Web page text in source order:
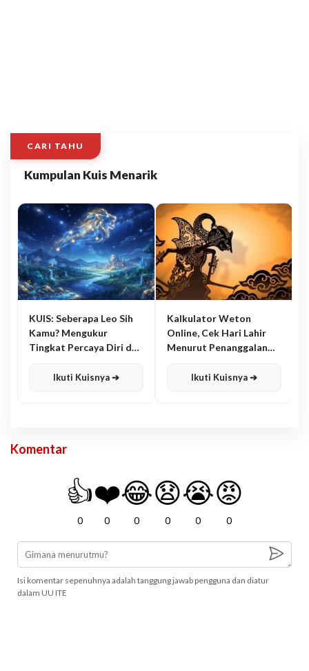
CARI TAHU
Kumpulan Kuis Menarik
KUIS: Seberapa Leo Sih
Kamu? Mengukur
Tingkat Percaya Diri dan
Ikuti Kuisnya ➔
Kalkulator Weton
Online, Cek Hari Lahir
Menurut Penanggalan
Ikuti Kuisnya ➔
Komentar
👍
0
❤️
0
😂
0
😧
0
😭
0
😡
0
Isi komentar sepenuhnya adalah tanggung jawab pengguna dan diatur
dalam UU ITE